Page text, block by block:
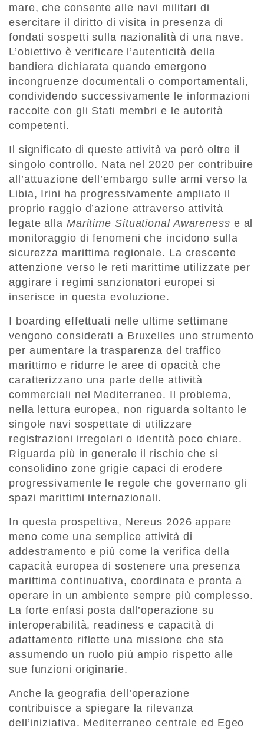
mare, che consente alle navi militari di
esercitare il diritto di visita in presenza di
fondati sospetti sulla nazionalità di una nave.
L’obiettivo è verificare l’autenticità della
bandiera dichiarata quando emergono
incongruenze documentali o comportamentali,
condividendo successivamente le informazioni
raccolte con gli Stati membri e le autorità
competenti.
Il significato di queste attività va però oltre il
singolo controllo. Nata nel 2020 per contribuire
all’attuazione dell’embargo sulle armi verso la
Libia, Irini ha progressivamente ampliato il
proprio raggio d’azione attraverso attività
legate alla Maritime Situational Awareness e al
monitoraggio di fenomeni che incidono sulla
sicurezza marittima regionale. La crescente
attenzione verso le reti marittime utilizzate per
aggirare i regimi sanzionatori europei si
inserisce in questa evoluzione.
I boarding effettuati nelle ultime settimane
vengono considerati a Bruxelles uno strumento
per aumentare la trasparenza del traffico
marittimo e ridurre le aree di opacità che
caratterizzano una parte delle attività
commerciali nel Mediterraneo. Il problema,
nella lettura europea, non riguarda soltanto le
singole navi sospettate di utilizzare
registrazioni irregolari o identità poco chiare.
Riguarda più in generale il rischio che si
consolidino zone grigie capaci di erodere
progressivamente le regole che governano gli
spazi marittimi internazionali.
In questa prospettiva, Nereus 2026 appare
meno come una semplice attività di
addestramento e più come la verifica della
capacità europea di sostenere una presenza
marittima continuativa, coordinata e pronta a
operare in un ambiente sempre più complesso.
La forte enfasi posta dall’operazione su
interoperabilità, readiness e capacità di
adattamento riflette una missione che sta
assumendo un ruolo più ampio rispetto alle
sue funzioni originarie.
Anche la geografia dell’operazione
contribuisce a spiegare la rilevanza
dell’iniziativa. Mediterraneo centrale ed Egeo